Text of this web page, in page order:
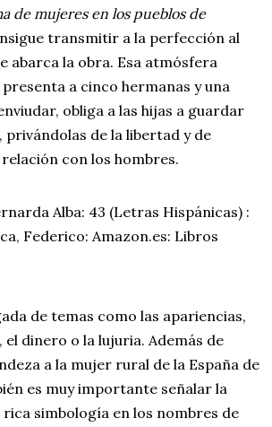
de mujeres en los pueblos de
transmitir a la perfección al
abarca la obra. Esa atmósfera
a cinco hermanas y una
obliga a las hijas a guardar
privándolas de la libertad y de
con los hombres.
de temas como las apariencias,
el dinero o la lujuria. Además de
a la mujer rural de la España de
es muy importante señalar la
rica simbología en los nombres de